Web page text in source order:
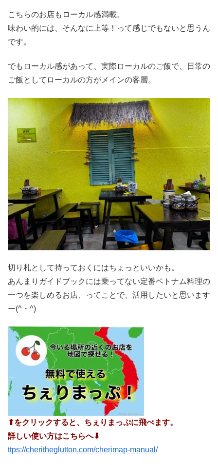
こちらのお店もローカル感満載。
味わい的には、そんなに上等！って感じでもないと思うん
です。
でもローカル感があって、実際ローカルのご飯で、日常の
ご飯としてローカルの方がメインの客層。
切り札として持っておくにはちょっといいかも。
あんまりガイドブックには乗ってない定番ベトナム料理の
一つを楽しめるお店、ってことで、活用したいと思います
ー(^・^)
⬆︎をクリックすると、ちぇりまっぷに飛べます。
詳しい使い方はこちらへ⬇︎
ttps://cheritheglutton.com/cherimap-manual/